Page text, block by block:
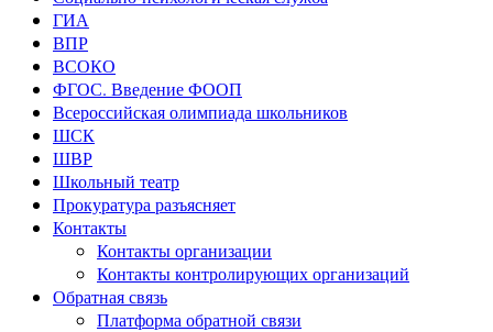
ГИА
ВПР
ВСОКО
ФГОС. Введение ФООП
Всероссийская олимпиада школьников
ШСК
ШВР
Школьный театр
Прокуратура разъясняет
Контакты
Контакты организации
Контакты контролирующих организаций
Обратная связь
Платформа обратной связи